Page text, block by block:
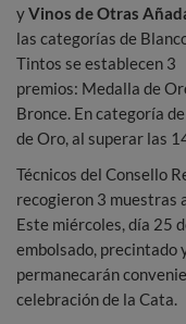
yVinos de Otras
las categorías de
Tintos se establecen 3
premios: Medalla de
Bronce. En categoría
de Oro, al superar las
Técnicos del Consello
recogieron 3 muestras
Este miércoles, día 25
embolsado, precintado
permanecarán
celebración de la Cata.